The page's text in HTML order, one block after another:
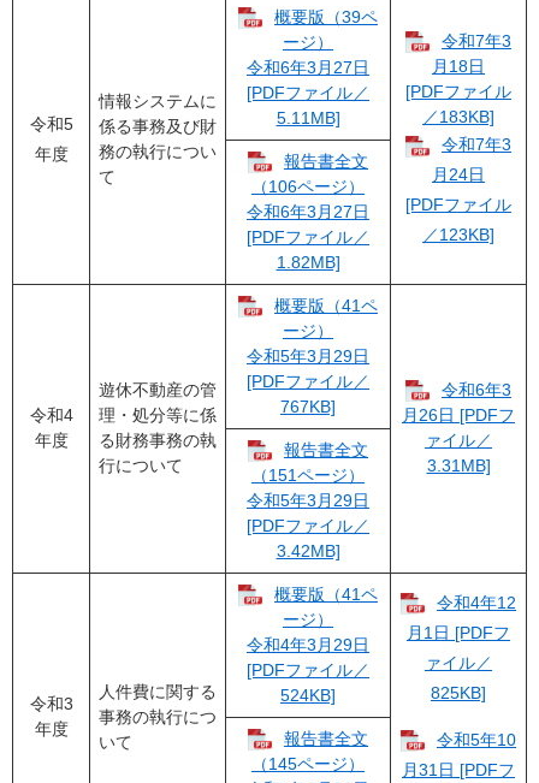
令和5
年度
情報システムに
係る事務及び財
務の執行につい
て
概要版（39ペ
ージ）
令和6年3月27日
[PDFファイル／
5.11MB]
令和7年3
月18日
[PDFファイル
／183KB]
令和7年3
月24日
[PDFファイル
／123KB]
報告書全文
（106ページ）
令和6年3月27日
[PDFファイル／
1.82MB]
令和4
年度
遊休不動産の管
理・処分等に係
る財務事務の執
行について
概要版（41ペ
ージ）
令和5年3月29日
[PDFファイル／
767KB]
令和6年3
月26日 [PDFフ
ァイル／
3.31MB]
報告書全文
（151ページ）
令和5年3月29日
[PDFファイル／
3.42MB]
令和3
年度
人件費に関する
事務の執行につ
いて
概要版（41ペ
ージ）
令和4年3月29日
[PDFファイル／
524KB]
令和4年12
月1日 [PDFフ
ァイル／
825KB]
令和5年10
月31日 [PDFフ
報告書全文
（145ページ）